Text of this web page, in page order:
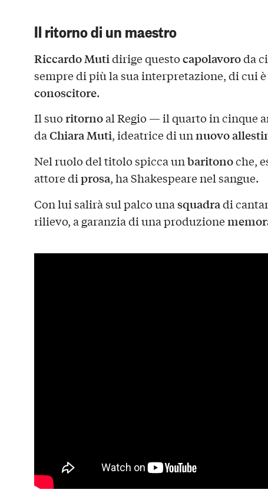
Il ritorno di un maestro
Riccardo Mutidirige questocapolavoroda
sempre di più la sua interpretazione, di cui
conoscitore.
Il suoritornoal Regio — il quarto in cinque
daChiara Muti, ideatrice di unnuovo
Nel ruolo del titolo spicca unbaritonoche,
attore diprosa, ha Shakespeare nel sangue.
Con lui salirà sul palco unasquadradi
rilievo, a garanzia di una produzione